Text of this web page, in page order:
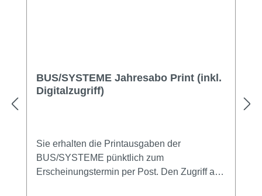
BUS/SYSTEME Jahresabo Print (inkl.
Digitalzugriff)
Sie erhalten die Printausgaben der
BUS/SYSTEME pünktlich zum
Erscheinungstermin per Post. Den Zugriff auf